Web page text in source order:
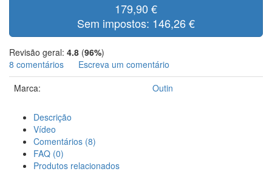
179,90 €
Sem impostos: 146,26 €
Revisão geral: 4.8 (96%)
8 comentários
Escreva um comentário
Marca:
Outin
Descrição
Vídeo
Comentários (8)
FAQ (0)
Produtos relacionados